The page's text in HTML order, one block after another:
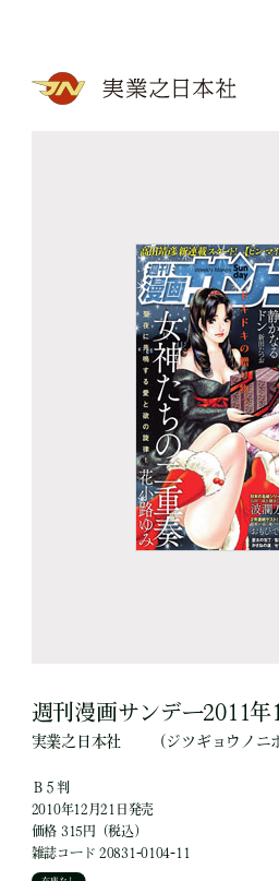
週刊漫画サンデー2011年
実業之日本社 （ジツギョウノニ
Ｂ５判
2010年12月21日発売
価格 315円（税込）
雑誌コード 20831-0104-11